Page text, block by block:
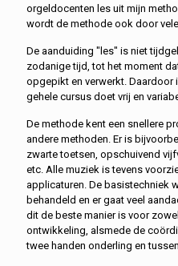
orgeldocenten les uit mijn
wordt de methode ook door
De aanduiding "les" is niet
zodanige tijd, tot het moment
opgepikt en verwerkt. Daardoor
gehele cursus doet vrij en
De methode kent een snellere
andere methoden. Er is
zwarte toetsen, opschuivend
etc. Alle muziek is tevens
applicaturen. De basistechniek
behandeld en er gaat veel
dit de beste manier is voor
ontwikkeling, alsmede de
twee handen onderling en